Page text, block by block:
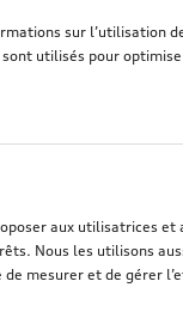
sur l’utilisation
utilisés pour
aux utilisatrices et
Nous les utilisons
mesurer et de gérer